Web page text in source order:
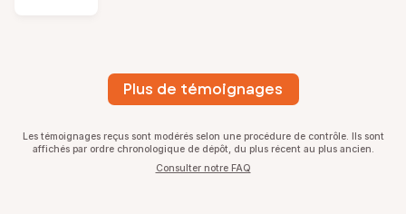
Plus de témoignages
Les témoignages reçus sont modérés selon une procédure de contrôle. Ils sont
affichés par ordre chronologique de dépôt, du plus récent au plus ancien.
Consulter notre FAQ